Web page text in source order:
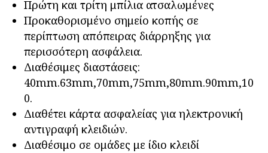
Πρώτη και τρίτη μπίλια ατσαλωμένες
Προκαθορισμένο σημείο κοπής σε
περίπτωση απόπειρας διάρρηξης για
περισσότερη ασφάλεια.
Διαθέσιμες διαστάσεις:
40mm.63mm,70mm,75mm,80mm.90mm,10
0.
Διαθέτει κάρτα ασφαλείας για ηλεκτρονική
αντιγραφή κλειδιών.
Διαθέσιμο σε ομάδες με ίδιο κλειδί